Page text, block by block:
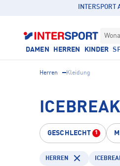
DAMEN HERREN KINDER
Herren Kleidung
GESCHLECHT 1
HERREN